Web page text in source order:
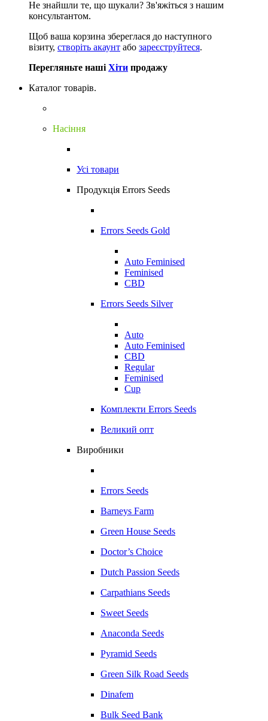
Не знайшли те, що шукали? Зв'яжіться з нашим
консультантом.
Щоб ваша корзина збереглася до наступного
візиту, створіть акаунт або зареєструйтеся.
Перегляньте наші Хіти продажу
Каталог товарів.
Насіння
Усі товари
Продукція Errors Seeds
Errors Seeds Gold
Auto Feminised
Feminised
CBD
Errors Seeds Silver
Auto
Auto Feminised
CBD
Regular
Feminised
Cup
Комплекти Errors Seeds
Великий опт
Виробники
Errors Seeds
Barneys Farm
Green House Seeds
Doctor’s Choice
Dutch Passion Seeds
Carpathians Seeds
Sweet Seeds
Anaconda Seeds
Pyramid Seeds
Green Silk Road Seeds
Dinafem
Bulk Seed Bank